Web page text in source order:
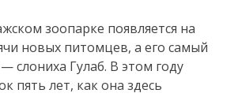
зоопарке появляется на
новых питомцев, а его самый
слониха Гулаб. В этом году
пять лет, как она здесь